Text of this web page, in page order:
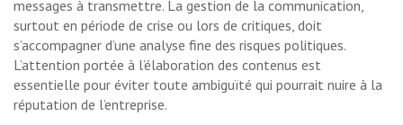
messages à transmettre. La gestion de la communication,
surtout en période de crise ou lors de critiques, doit
s’accompagner d’une analyse fine des risques politiques.
L’attention portée à l’élaboration des contenus est
essentielle pour éviter toute ambiguïté qui pourrait nuire à la
réputation de l’entreprise.